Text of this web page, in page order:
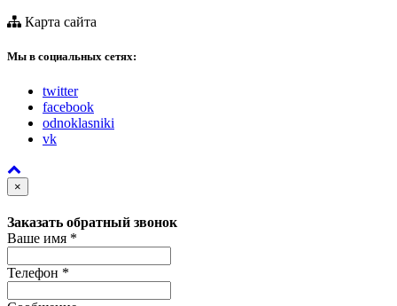
Карта сайта
Мы в социальных сетях:
twitter
facebook
odnoklasniki
vk
×
Заказать обратный звонок
Ваше имя *
Телефон *